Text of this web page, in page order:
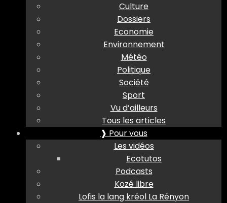
Culture
Dossiers
Economie
Environnement
Météo
Politique
Société
Sport
Vu d’ailleurs
Tous les articles
❱ Pour vous
Les vidéos
Ecotutos
Podcasts
Kozé libre
Lofis la lang kréol La Rényon